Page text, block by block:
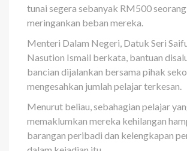
tunai segera sebanyak RM500
meringankan beban mereka.
Menteri Dalam Negeri, Datuk Seri
Nasution Ismail berkata, bantuan
bancian dijalankan bersama pihak
mengesahkan jumlah pelajar terkesan.
Menurut beliau, sebahagian pelajar
memaklumkan mereka kehilangan
barangan peribadi dan kelengkapan